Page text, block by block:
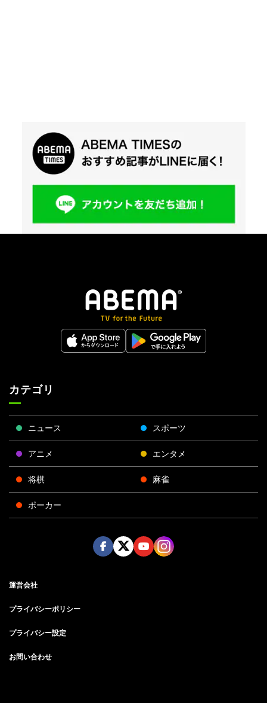
カテゴリ
ニュース スポーツ
アニメ エンタメ
将棋 麻雀
ポーカー
運営会社
プライバシーポリシー
プライバシー設定
お問い合わせ